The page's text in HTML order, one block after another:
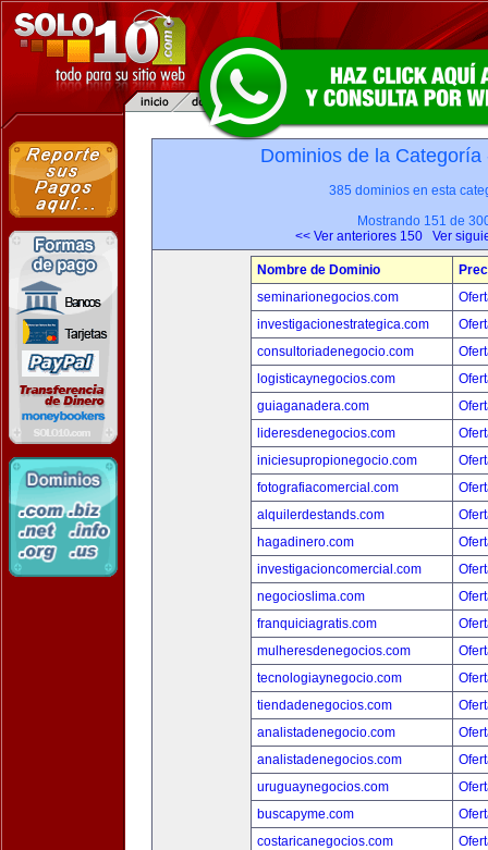
Dominios de la
385 dominios en esta
Mostrando 151 de
<< Ver anteriores 150
Ver
Nombre de Dominio
seminarionegocios.com
investigacionestrategica.com
consultoriadenegocio.com
logisticaynegocios.com
guiaganadera.com
lideresdenegocios.com
iniciesupropionegocio.com
fotografiacomercial.com
alquilerdestands.com
hagadinero.com
investigacioncomercial.com
negocioslima.com
franquiciagratis.com
mulheresdenegocios.com
tecnologiaynegocio.com
tiendadenegocios.com
analistadenegocio.com
analistadenegocios.com
uruguaynegocios.com
buscapyme.com
costaricanegocios.com